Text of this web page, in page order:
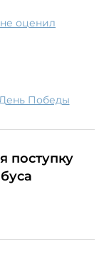
оценил
День Победы
поступку